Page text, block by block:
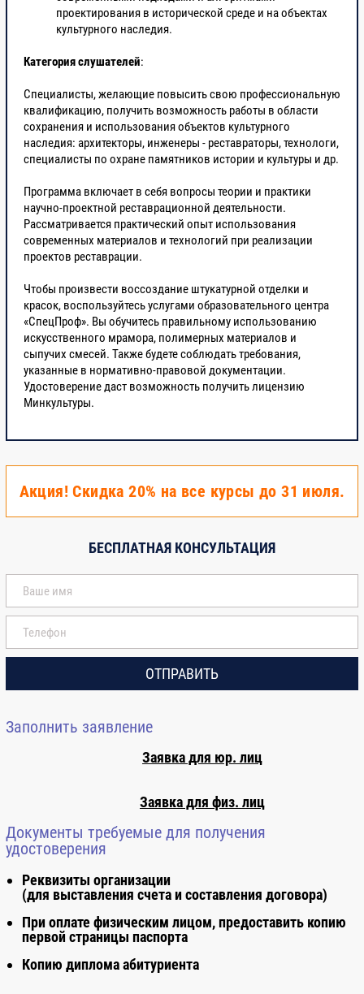
проектирования в исторической среде и на объектах
культурного наследия.
Категория слушателей:
Специалисты, желающие повысить свою профессиональную
квалификацию, получить возможность работы в области
сохранения и использования объектов культурного
наследия: архитекторы, инженеры - реставраторы, технологи,
специалисты по охране памятников истории и культуры и др.
Программа включает в себя вопросы теории и практики
научно-проектной реставрационной деятельности.
Рассматривается практический опыт использования
современных материалов и технологий при реализации
проектов реставрации.
Чтобы произвести воссоздание штукатурной отделки и
красок, воспользуйтесь услугами образовательного центра
«СпецПроф». Вы обучитесь правильному использованию
искусственного мрамора, полимерных материалов и
сыпучих смесей. Также будете соблюдать требования,
указанные в нормативно-правовой документации.
Удостоверение даст возможность получить лицензию
Минкультуры.
Акция! Скидка 20% на все курсы до 31 июля.
БЕСПЛАТНАЯ КОНСУЛЬТАЦИЯ
ОТПРАВИТЬ
Заполнить заявление
Заявка для юр. лиц
Заявка для физ. лиц
Документы требуемые для получения
удостоверения
Реквизиты организации
(для выставления счета и составления договора)
При оплате физическим лицом, предоставить копию
первой страницы паспорта
Копию диплома абитуриента